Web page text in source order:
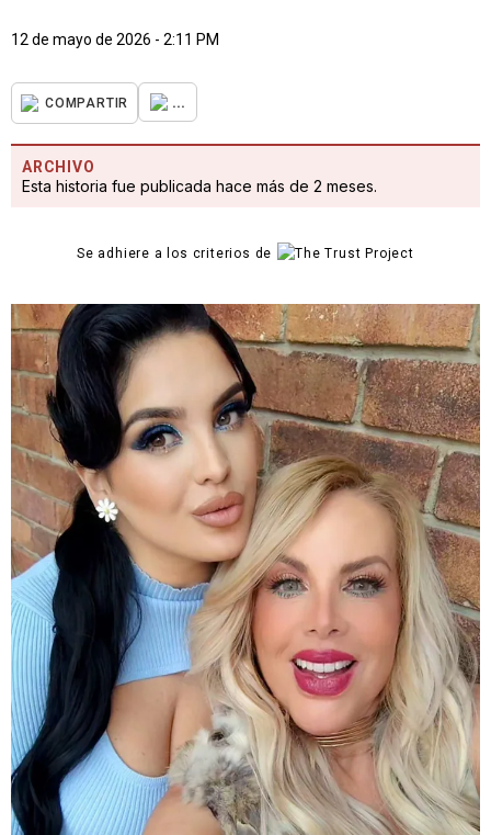
12 de mayo de 2026 - 2:11 PM
COMPARTIR ...
ARCHIVO
Esta historia fue publicada hace más de 2 meses.
Se adhiere a los criterios de